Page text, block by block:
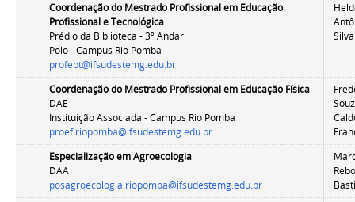
Coordenação do Mestrado Profissional em Educação
Profissional e Tecnológica
Prédio da Biblioteca - 3º Andar
Polo - Campus Rio Pomba
profept@ifsudestemg.edu.br
Coordenação do Mestrado Profissional em Educação Física
DAE
Instituição Associada - Campus Rio Pomba
proef.riopomba@ifsudestemg.edu.br
Especializaçãoem Agroecologia
DAA
posagroecologia.riopomba@ifsudestemg.edu.br